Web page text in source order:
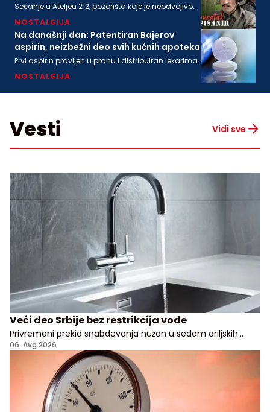
Sećanje u Ateljeu 212, pozorišta koje je neodvojivo
NOSTALGIJA
Na današnji dan: Patentiran Bajerov
aspirin, neizbežni deo svih kućnih apoteka
Prvi aspirin pravljen u prahu i distribuiran lekarima.
NOSTALGIJA
Vesti Vidi sve
Veći deo Srbije bez restrikcija vode
Privremeni prekid snabdevanja nužan u sedam ariljskih
naselja
06. Avg 2026.